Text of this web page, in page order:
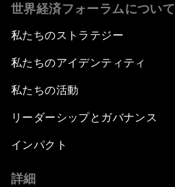
世界経済フォーラムについて
私たちのストラテジー
私たちのアイデンティティ
私たちの活動
リーダーシップとガバナンス
インパクト
詳細